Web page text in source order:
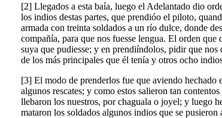
[2] Llegados a esta baía, luego el Adelantado dio
los indios destas partes, que prendióo el piloto,
armada con treinta soldados a un río dulce, donde
compañía, para que nos fuesse lengua. El orden
suya que pudiesse; y en prendiíndolos, pidir que
de los más principales que él tenía y otros ocho
[3] El modo de prenderlos fue que aviendo hechado
algunos rescates; y como estos salieron tan
llebaron los nuestros, por chaguala o joyel; y luego
mataron los soldados algunos indios que se